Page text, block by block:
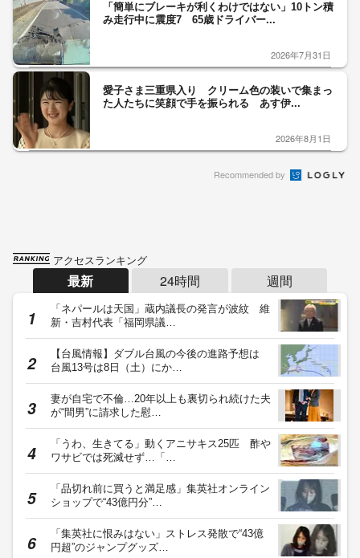
「簡単にブレーキが利くわけではない」10トン積
み走行中に震度7 65歳ドライバー...
2026年7月31日
愛子さま三重県入り クリーム色の装いで集まっ
た人たちに笑顔で手を振られる あす伊...
2026年8月1日
Recommended by
アクセスランキング
最新 24時間 週間
「ネパールは天国」蔵内議長の発言が波紋 維
新・吉村代表「福岡県議…
【台風情報】ダブル台風の今後の進路予想は
台風13号は8日（土）にか…
妻が自宅で不倫…20年以上も裏切られ続けた夫
が“間男”に請求した慰…
「うわ、生きてる」動くアニサキス25匹 酢や
ワサビでは死滅せず…「…
「品切れ前に買うと満足感」集英社オンライン
ショップで“43億円分”…
「集英社に恨みはない」ストレス発散で“43億
円超”のジャンプグッズ…